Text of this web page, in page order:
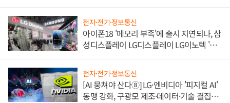
전자·전기·정보통신
아이폰18 '메모리 부족'에 출시 지연되나, 삼
성디스플레이 LG디스플레이 LG이노텍 '탈
전자·전기·정보통신
[AI 뭉쳐야 산다⑧] LG·엔비디아 '피지컬 AI'
동맹 강화, 구광모 제조·데이터·기술 결집